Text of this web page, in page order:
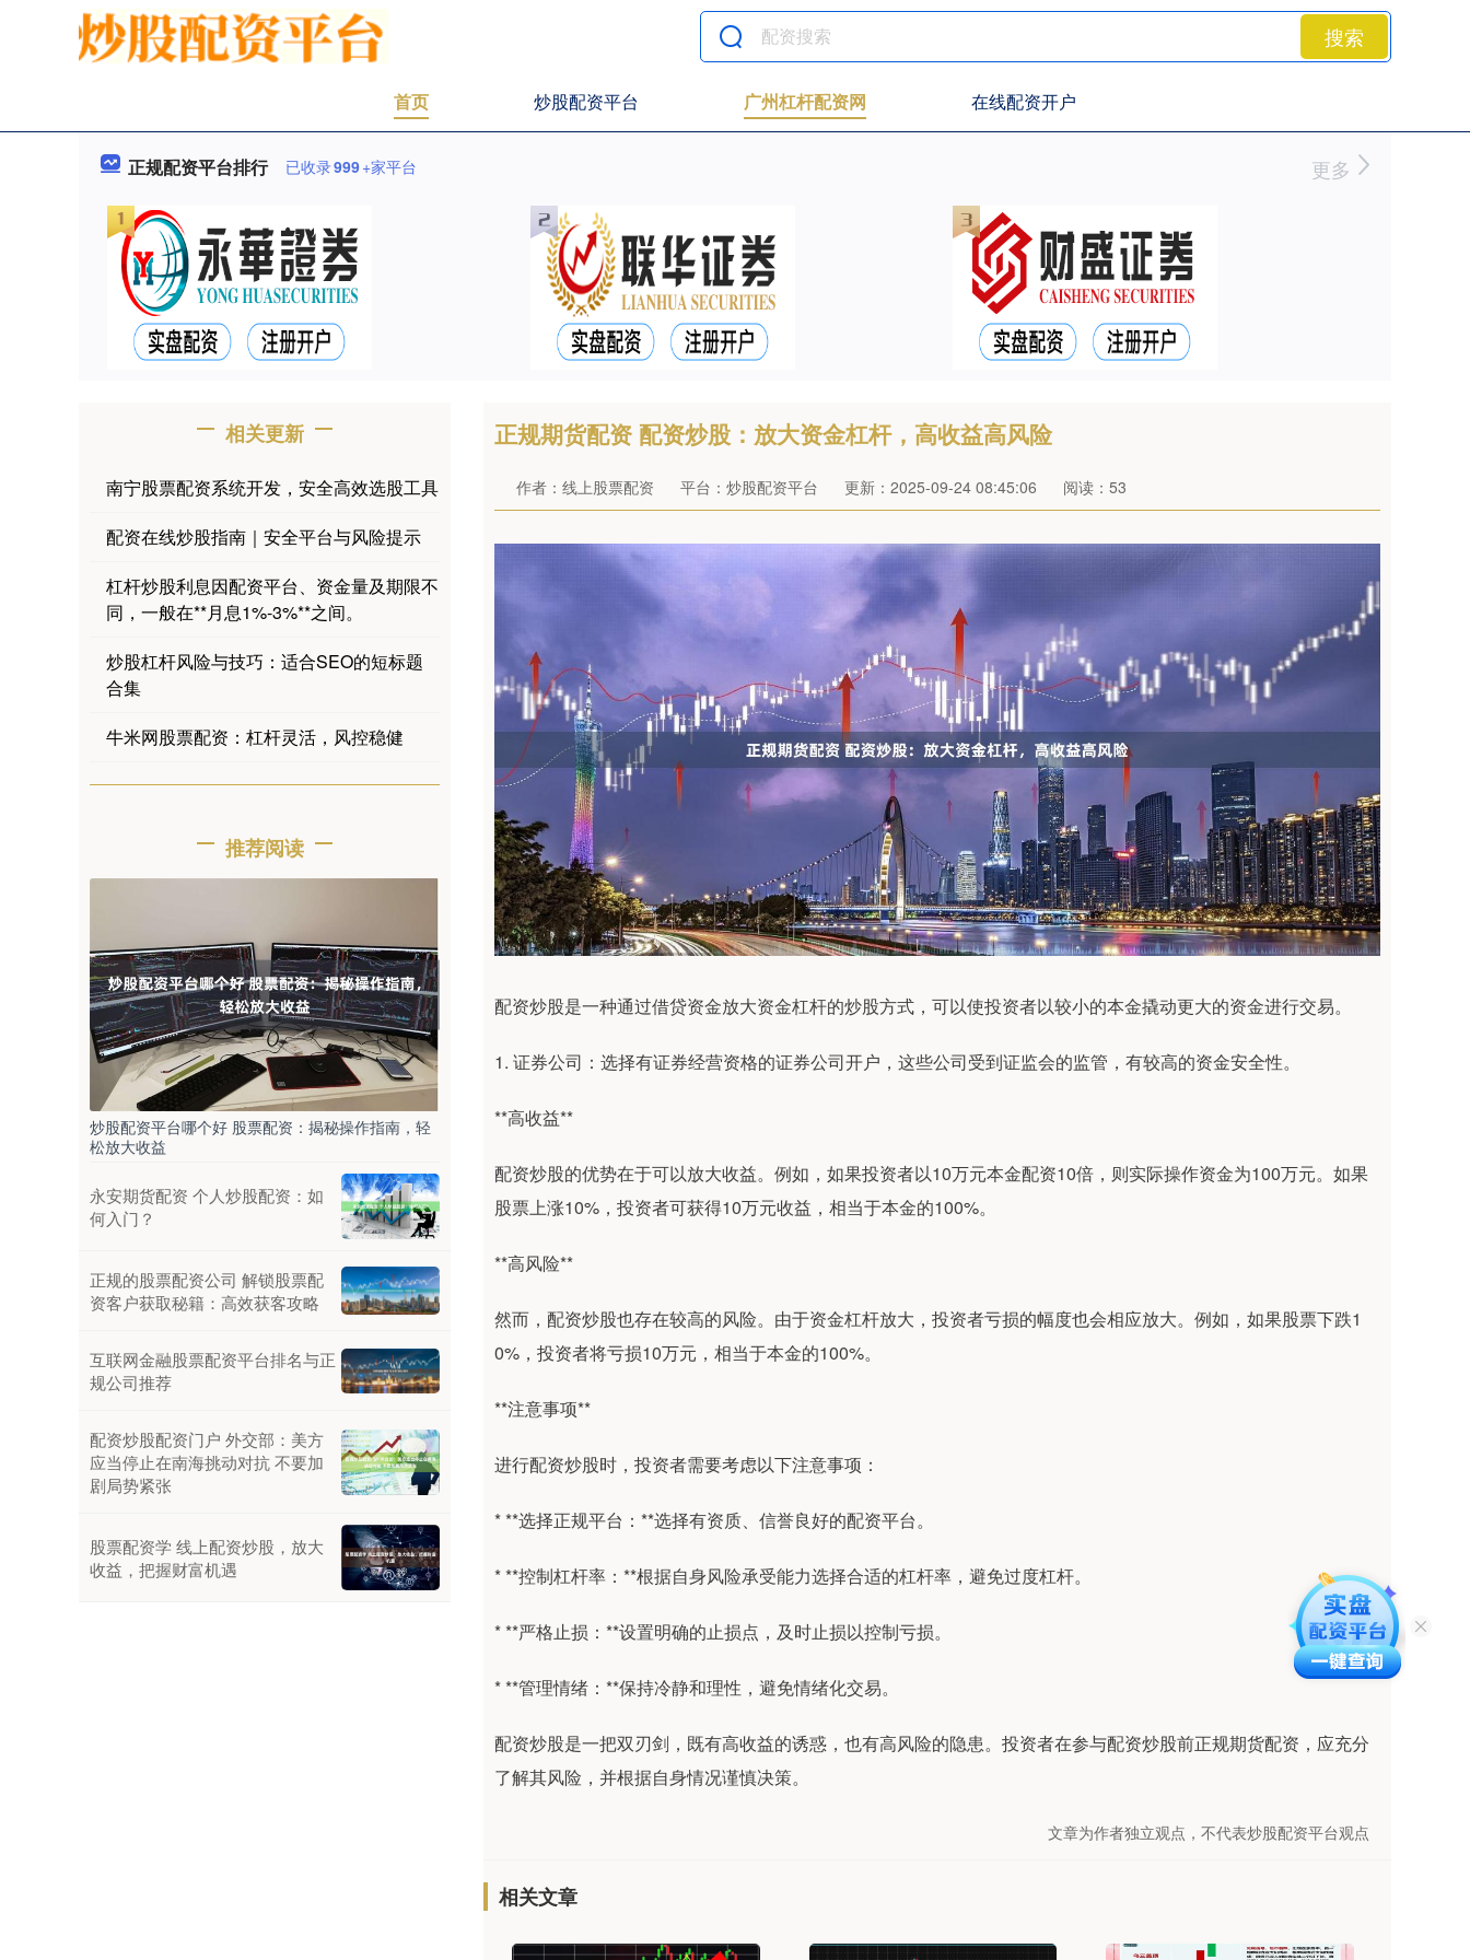
搜索
首页 炒股配资平台 广州杠杆配资网 在线配资开户
正规配资平台排行 已收录999+家平台 更多
正规期货配资 配资炒股：放大资金杠杆，高收益高风险
作者：线上股票配资 平台：炒股配资平台 更新：2025-09-24 08:45:06 阅读：53
配资炒股是一种通过借贷资金放大资金杠杆的炒股方式，可以使投资者以较小的本金撬动更大的资金进行交易。
1. 证券公司：选择有证券经营资格的证券公司开户，这些公司受到证监会的监管，有较高的资金安全性。
**高收益**
配资炒股的优势在于可以放大收益。例如，如果投资者以10万元本金配资10倍，则实际操作资金为100万元。如果
股票上涨10%，投资者可获得10万元收益，相当于本金的100%。
**高风险**
然而，配资炒股也存在较高的风险。由于资金杠杆放大，投资者亏损的幅度也会相应放大。例如，如果股票下跌1
0%，投资者将亏损10万元，相当于本金的100%。
**注意事项**
进行配资炒股时，投资者需要考虑以下注意事项：
* **选择正规平台：**选择有资质、信誉良好的配资平台。
* **控制杠杆率：**根据自身风险承受能力选择合适的杠杆率，避免过度杠杆。
* **严格止损：**设置明确的止损点，及时止损以控制亏损。
* **管理情绪：**保持冷静和理性，避免情绪化交易。
配资炒股是一把双刃剑，既有高收益的诱惑，也有高风险的隐患。投资者在参与配资炒股前正规期货配资，应充分
了解其风险，并根据自身情况谨慎决策。
文章为作者独立观点，不代表炒股配资平台观点
相关文章
相关更新
南宁股票配资系统开发，安全高效选股工具
配资在线炒股指南｜安全平台与风险提示
杠杆炒股利息因配资平台、资金量及期限不
同，一般在**月息1%-3%**之间。
炒股杠杆风险与技巧：适合SEO的短标题
合集
牛米网股票配资：杠杆灵活，风控稳健
推荐阅读
炒股配资平台哪个好 股票配资：揭秘操作指南，轻
松放大收益
永安期货配资 个人炒股配资：如
何入门？
正规的股票配资公司 解锁股票配
资客户获取秘籍：高效获客攻略
互联网金融股票配资平台排名与正
规公司推荐
配资炒股配资门户 外交部：美方
应当停止在南海挑动对抗 不要加
剧局势紧张
股票配资学 线上配资炒股，放大
收益，把握财富机遇